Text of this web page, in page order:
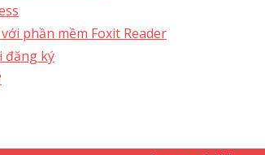
phần mềm Foxit Reader
đăng ký